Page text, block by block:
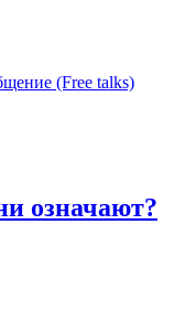
(Free talks)
означают?